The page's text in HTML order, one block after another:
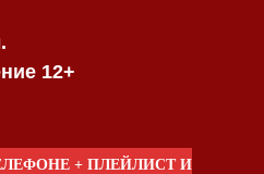
12+
+ ПЛЕЙЛИСТ И